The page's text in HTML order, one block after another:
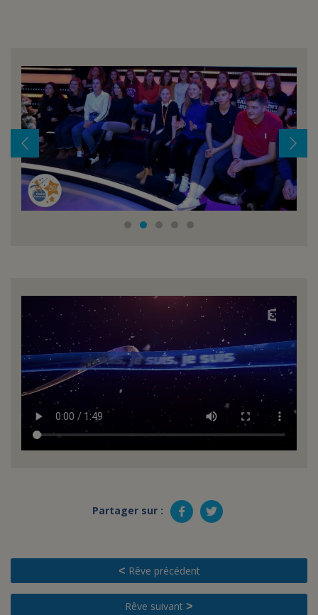
Partager sur :
< Rêve précédent
Rêve suivant >